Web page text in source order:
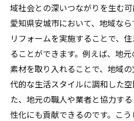
域社会との深いつながりを生む可
愛知県安城市において、地域な
リフォームを実施することで、
ることができます。例えば、地
素材を取り入れることで、地域
代的な生活スタイルに調和した
た、地元の職人や業者と協力す
性化にも貢献できるのです。こ